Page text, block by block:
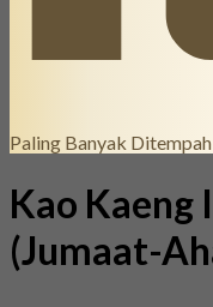
Paling Banyak Ditempah
Kao
(Jumaat-